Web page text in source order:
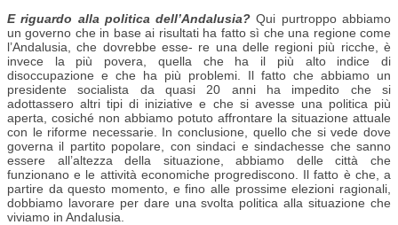
E riguardo alla politica dell’Andalusia?Qui purtroppo abbiamo
un governo che in base ai risultati ha fatto sì che una regione come
l’Andalusia, che dovrebbe esse- re una delle regioni più ricche, è
invece la più povera, quella che ha il più alto indice di
disoccupazione e che ha più problemi. Il fatto che abbiamo un
presidente socialista da quasi 20 anni ha impedito che si
adottassero altri tipi di iniziative e che si avesse una politica più
aperta, cosiché non abbiamo potuto affrontare la situazione attuale
con le riforme necessarie. In conclusione, quello che si vede dove
governa il partito popolare, con sindaci e sindachesse che sanno
essere all’altezza della situazione, abbiamo delle città che
funzionano e le attività economiche progrediscono. Il fatto è che, a
partire da questo momento, e fino alle prossime elezioni ragionali,
dobbiamo lavorare per dare una svolta politica alla situazione che
viviamo in Andalusia.